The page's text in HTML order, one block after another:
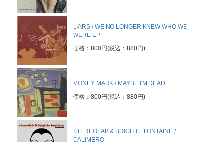
LIARS / WE NO LONGER KNEW WHO WE
WERE EP
価格：800円(税込：880円)
MONEY MARK / MAYBE I'M DEAD
価格：800円(税込：880円)
STEREOLAB & BRIGITTE FONTAINE /
CALIMERO